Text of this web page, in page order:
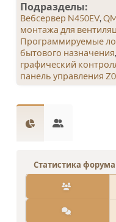
Подразделы
Вебсервер N450EV
монтажа для
Программируемые
бытового назначения
графический
панель управления
Статистика форума